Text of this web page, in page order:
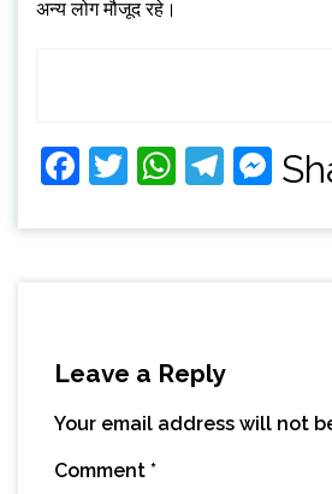
अन्य लोग मौजूद रहे।
Facebook
Twitter
Leave a Reply
Your email address will not
Comment *